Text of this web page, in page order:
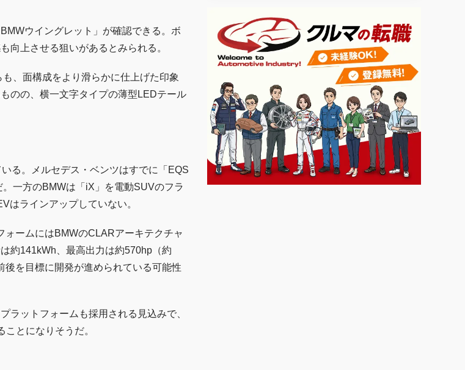
ウイングレット」が確認できる。ボ
向上させる狙いがあるとみられる。
、面構成をより滑らかに仕上げた印象
のの、横一文字タイプの薄型LEDテール
る。メルセデス・ベンツはすでに「EQS
一方のBMWは「iX」を電動SUVのフラ
はラインアップしていない。
ームにはBMWのCLARアーキテクチャ
約141kWh、最高出力は約570hp（約
を目標に開発が進められている可能性
ラットフォームも採用される見込みで、
とになりそうだ。